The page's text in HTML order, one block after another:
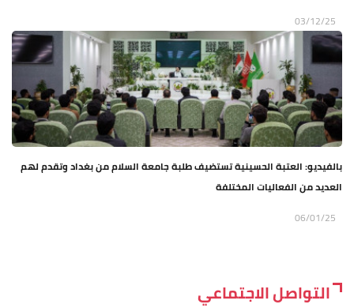
03/12/25
بالفيديو: العتبة الحسينية تستضيف طلبة جامعة السلام من بغداد وتقدم لهم
العديد من الفعاليات المختلفة
06/01/25
التواصل الاجتماعي